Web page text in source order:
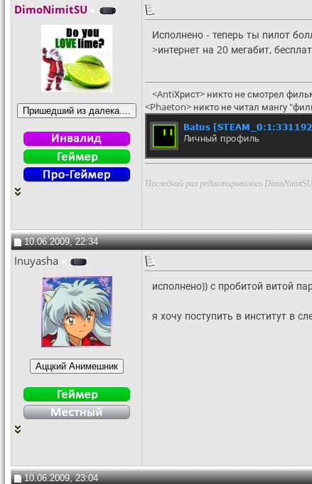
DimoNimitSU
Исполнено - теперь ты пилот
>интернет на 20 мегабит,
<AntiХрист> никто не смотрел
<Phaeton> никто не читал мангу
Последний раз редактировалось
10.06.2009, 22:34
Inuyasha
исполнено)) с пробитой витой
я хочу поступить в институт в
10.06.2009, 23:04